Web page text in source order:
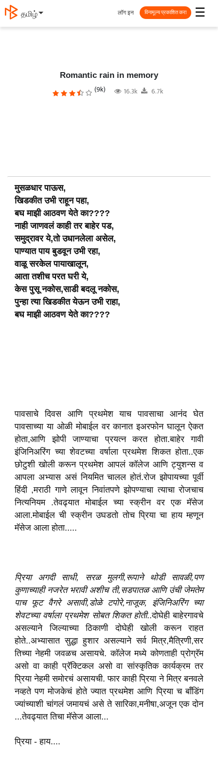
தமிழ் ☰
लॉग इन विनामूल्य प्रकाशित करा
Romantic rain in memory
(9k) 16.3k 6.7k
मुसळधार पाऊस,
खिडकीत उभी राहून पहा,
बघ माझी आठवण येते का????
नाही जाणवलं काही तर बाहेर पड,
समुद्रावर ये,तो उधानलेला असेल,
पाण्यात पाय बुडवून उभी रहा,
वाळू सरकेल पायाखालून,
आता तशीच परत घरी ये,
केस पुसू नकोस,साडी बदलू नकोस,
पुन्हा त्या खिडकीत येऊन उभी राहा,
बघ माझी आठवण येते का????
पावसाचे दिवस आणि प्रथमेश याच पावसाचा आनंद घेत
पावसाच्या या ओळी मोबाईल वर कानात इअरफोन घालून ऐकत
होता,आणि झोपी जाण्याचा प्रयत्न करत होता.बाहेर गावी
इंजिनिअरिंग च्या शेवटच्या वर्षाला प्रथमेश शिकत होता..एक
छोटुशी खोली करून प्रथमेश आपलं कॉलेज आणि ट्युशन्स व
आपला अभ्यास असं नियमित चालल होतं.रोज झोपायच्या पूर्वी
हिंदी ,मराठी गाणे लावून निवांतपणे झोपण्याचा त्याचा रोजचाच
नित्यनियम .तेवढ्यात मोबाईल च्या स्क्रीन वर एक मॅसेज
आला.मोबाईल ची स्क्रीन उघडतो तोच प्रिया चा हाय म्हणून
मॅसेज आला होता.....
प्रिया अगदी साधी, सरळ मुलगी,रूपाने थोडी सावळी,पण
कुणाच्याही नजरेत भरावी अशीच ती,सडपातळ आणि उंची जेमतेम
पाच फूट वैगरे असावी,डोळे टपोरे,नाजूक, इंजिनिअरिंग च्या
शेवटच्या वर्षाला प्रथमेश सोबत शिकत होती..दोघेही बाहेरगावचे
असल्याने जिल्याच्या ठिकाणी दोघेही खोली करून राहत
होते..अभ्यासात सुद्धा हुशार असल्याने सर्व मित्र,मैत्रिणी,सर
तिच्या नेहमी जवळच असायचे. कॉलेज मध्ये कोणताही प्रोग्रॅम
असो वा काही प्रॅक्टिकल असो वा सांस्कृतिक कार्यक्रम तर
प्रिया नेहमी समोरचं असायची. फार काही प्रिया ने मित्र बनवले
नव्हते पण मोजकेचं होते ज्यात प्रथमेश आणि प्रिया च बॉंडिंग
ज्यांच्याशी चांगलं जमायचं असे ते सारिका,मनीषा,अजून एक दोन
...तेवढ्यात तिचा मॅसेज आला...
प्रिया - हाय....